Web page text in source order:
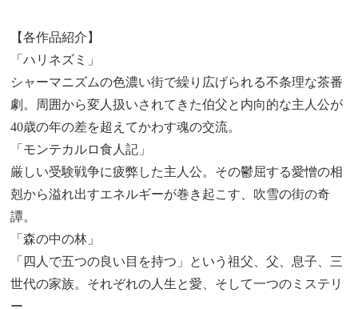
【各作品紹介】
「ハリネズミ」
シャーマニズムの色濃い街で繰り広げられる不条理な茶番
劇。周囲から変人扱いされてきた伯父と内向的な主人公が
40歳の年の差を超えてかわす魂の交流。
「モンテカルロ食人記」
厳しい受験戦争に疲弊した主人公。その鬱屈する愛憎の相
剋から溢れ出すエネルギーが巻き起こす、吹雪の街の奇
譚。
「森の中の林」
「四人で五つの良い目を持つ」という祖父、父、息子、三
世代の家族。それぞれの人生と愛、そして一つのミステリ
ー。